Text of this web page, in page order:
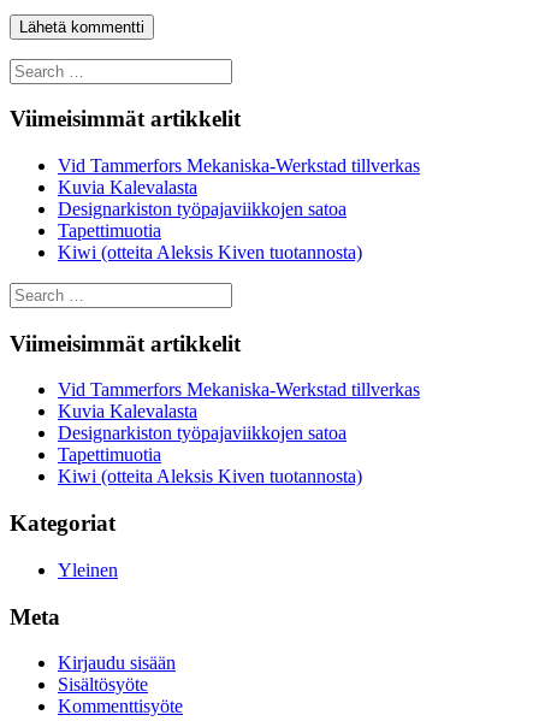
Search
for:
Viimeisimmät artikkelit
Vid Tammerfors Mekaniska-Werkstad tillverkas
Kuvia Kalevalasta
Designarkiston työpajaviikkojen satoa
Tapettimuotia
Kiwi (otteita Aleksis Kiven tuotannosta)
Search
for:
Viimeisimmät artikkelit
Vid Tammerfors Mekaniska-Werkstad tillverkas
Kuvia Kalevalasta
Designarkiston työpajaviikkojen satoa
Tapettimuotia
Kiwi (otteita Aleksis Kiven tuotannosta)
Kategoriat
Yleinen
Meta
Kirjaudu sisään
Sisältösyöte
Kommenttisyöte